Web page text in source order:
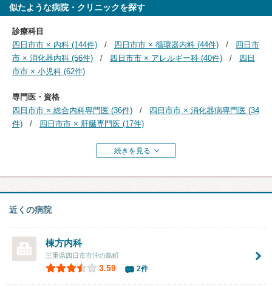
似たような病院・クリニックを探す
診療科目
四日市市 × 内科 (144件)
四日市市 × 循環器内科 (44件)
四日市
市 × 消化器内科 (56件)
四日市市 × アレルギー科 (40件)
四日
市市 × 小児科 (62件)
専門医・資格
四日市市 × 総合内科専門医 (36件)
四日市市 × 消化器病専門医 (34
件)
四日市市 × 肝臓専門医 (17件)
続きを見る
近くの病院
棟方内科
三重県四日市市沖の島町
3.59 2件